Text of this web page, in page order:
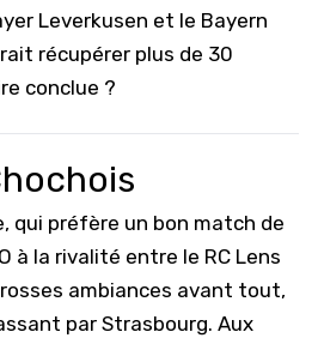
Leverkusen et le Bayern
récupérer plus de 30
conclue ?
qui préfère un bon match de
à la rivalité entre le RC Lens
ambiances avant tout,
par Strasbourg. Aux